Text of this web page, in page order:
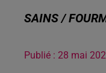
SAINS /
Publié : 28 mai